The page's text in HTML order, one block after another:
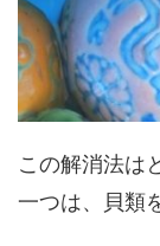
この解消法は
一つは、貝類